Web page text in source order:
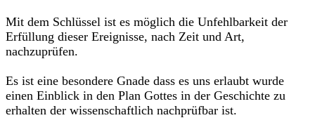
Mit dem Schlüssel ist es möglich die Unfehlbarkeit der
Erfüllung dieser Ereignisse, nach Zeit und Art,
nachzuprüfen.
Es ist eine besondere Gnade dass es uns erlaubt wurde
einen Einblick in den Plan Gottes in der Geschichte zu
erhalten der wissenschaftlich nachprüfbar ist.